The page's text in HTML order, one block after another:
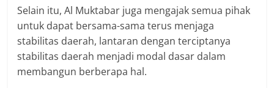
Selain itu, Al Muktabar juga mengajak semua pihak
untuk dapat bersama-sama terus menjaga
stabilitas daerah, lantaran dengan terciptanya
stabilitas daerah menjadi modal dasar dalam
membangun berberapa hal.